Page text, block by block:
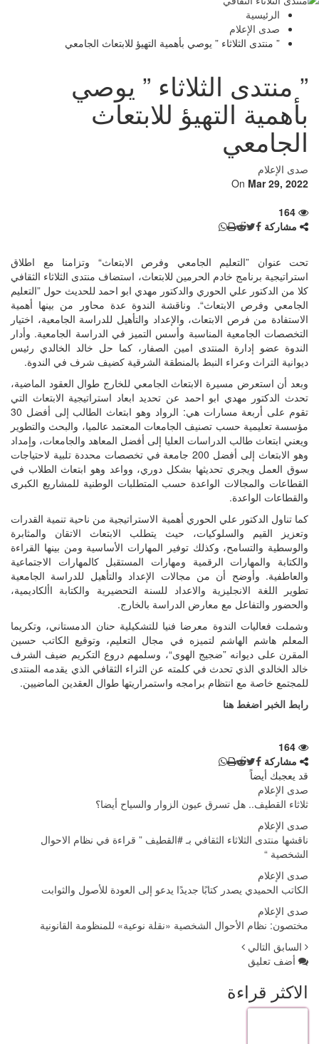
الرئيسية
صدى الإعلام
” منتدى الثلاثاء ” يوصي بأهمية التهيؤ للابتعاث الجامعي
” منتدى الثلاثاء ” يوصي
بأهمية التهيؤ للابتعاث
الجامعي
صدى الإعلام
On Mar 29, 2022
164
مشاركة
تحت عنوان ”التعليم الجامعي وفرص الابتعاث“ وتزامنا مع اطلاق
استراتيجية برنامج خادم الحرمين للابتعاث، استضاف منتدى الثلاثاء الثقافي
كلا من الدكتور علي الحوري والدكتور مهدي ابو احمد للحديث حول ”التعليم
الجامعي وفرص الابتعاث“. وناقشة الندوة عدة محاور من بينها أهمية
الاستفادة من فرص الابتعاث، والإعداد والتأهيل للدراسة الجامعية، اختيار
التخصصات الجامعية المناسبة وأسس التميز في الدراسة الجامعية. وأدار
الندوة عضو إدارة المنتدى امين الصفار، كما حل خالد الخالدي رئيس
ديوانية التراث وعراء النبط بالمنطقة الشرقية كضيف شرف في الندوة.
وبعد أن استعرض مسيرة الابتعاث الجامعي للخارج طوال العقود الماضية،
تحدث الدكتور مهدي ابو احمد عن تحديد ابعاد استراتيجية الابتعاث التي
تقوم على أربعة مسارات هي: الرواد وهو ابتعاث الطالب إلى أفضل 30
مؤسسة تعليمية حسب تصنيف الجامعات المعتمد عالميا، والبحث والتطوير
ويعني ابتعاث طالب الدراسات العليا إلى أفضل المعاهد والجامعات، وإمداد
وهو الابتعاث إلى أفضل 200 جامعة في تخصصات محددة تلبية لاحتياجات
سوق العمل ويجري تحديثها بشكل دوري، وواعد وهو ابتعاث الطلاب في
القطاعات والمجالات الواعدة حسب المتطلبات الوطنية للمشاريع الكبرى
والقطاعات الواعدة.
كما تناول الدكتور علي الحوري أهمية الاستراتيجية من ناحية تنمية القدرات
وتعزيز القيم والسلوكيات، حيث يتطلب الابتعاث الاتقان والمثابرة
والوسطية والتسامح، وكذلك توفير المهارات الأساسية ومن بينها القراءة
والكتابة والمهارات الرقمية ومهارات المستقبل كالمهارات الاجتماعية
والعاطفية. وأوضح أن من مجالات الإعداد والتأهيل للدراسة الجامعية
تطوير اللغة الانجليزية والاعداد للسنة التحضيرية والكتابة األكاديمية،
والحضور والتفاعل مع معارض الدراسة بالخارج.
وشملت فعاليات الندوة معرضا فنيا للتشكيلية حنان الدمستاني، وتكريما
المعلم هاشم الهاشم لتميزه في مجال التعليم، وتوقيع الكاتب حسين
المقرن على ديوانه ”ضجيج الهوى“، وسلمهم دروع التكريم ضيف الشرف
خالد الخالدي الذي تحدث في كلمته عن الثراء الثقافي الذي يقدمه المنتدى
للمجتمع خاصة مع انتظام برامجه واستمراريتها طوال العقدين الماضيين.
رابط الخبر اضغط هنا
164
مشاركة
قد يعجبك أيضاً
صدى الإعلام
ثلاثاء القطيف.. هل تسرق عيون الزوار والسياح أيضا؟
صدى الإعلام
ناقشها منتدى الثلاثاء الثقافي بـ #القطيف ” قراءة في نظام الاحوال
الشخصية “
صدى الإعلام
الكاتب الحميدي يصدر كتابًا جديدًا يدعو إلى العودة للأصول والثوابت
صدى الإعلام
مختصون: نظام الأحوال الشخصية «نقلة نوعية» للمنظومة القانونية
السابق التالي
أضف تعليق
الاكثر قراءة